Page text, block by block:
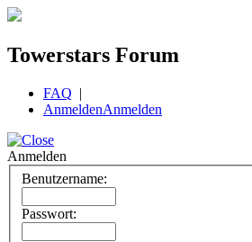
Towerstars Forum
FAQ |
AnmeldenAnmelden
Anmelden
Benutzername:
Passwort: